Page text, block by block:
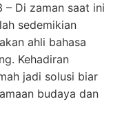
– Di zaman saat ini
sedemikian
ahli bahasa
Kehadiran
jadi solusi biar
budaya dan